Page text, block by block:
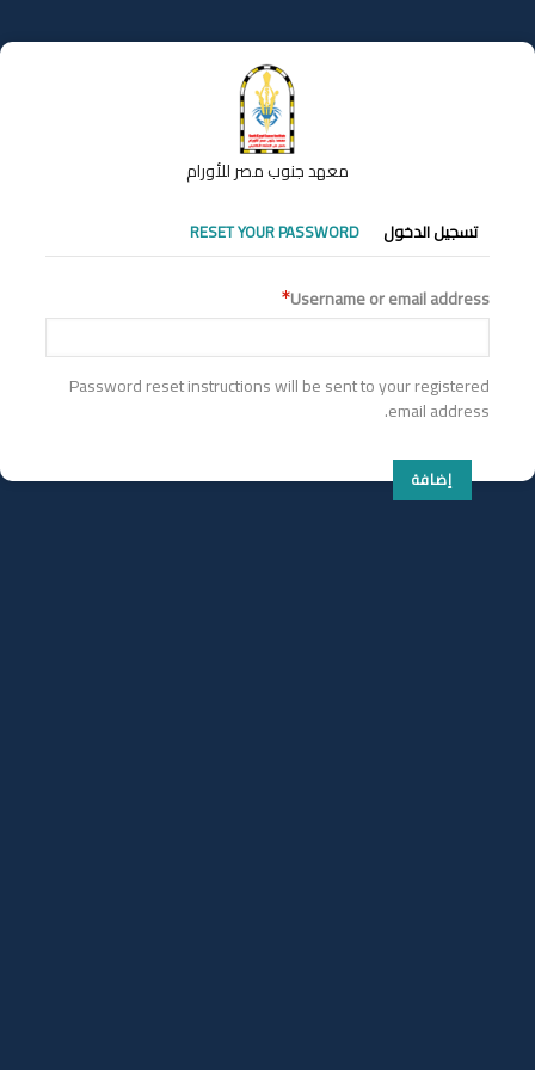
إلى
المحتوى
معهد جنوب مصر للأورام
التبويبات
الأساسية
تسجيل الدخول RESET YOUR PASSWORD
Username or email address
Password reset instructions will be sent to your registered
email address.